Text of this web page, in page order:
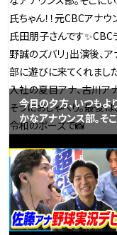
今日の夕方、いつもよ
かなアナウンス部。そこ
のは…氏ちゃん！！元
ウンサーの氏田朋子さ
✨CBCラジオ「北野誠
リ」出演後、アナウン
びに来てくれました😊
社の夏目アナ、古川ア
しそうにおしゃべり。最